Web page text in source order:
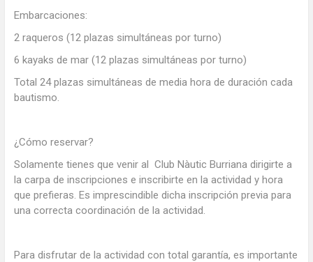
Embarcaciones:
2 raqueros (12 plazas simultáneas por turno)
6 kayaks de mar (12 plazas simultáneas por turno)
Total 24 plazas simultáneas de media hora de duración cada
bautismo.
¿Cómo reservar?
Solamente tienes que venir al Club Nàutic Burriana dirigirte a
la carpa de inscripciones e inscribirte en la actividad y hora
que prefieras. Es imprescindible dicha inscripción previa para
una correcta coordinación de la actividad.
Para disfrutar de la actividad con total garantía, es importante